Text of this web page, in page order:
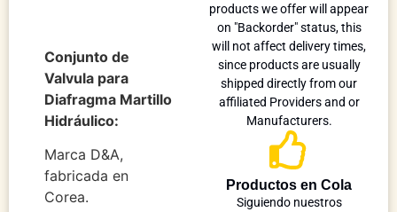
Conjunto de
Valvula para
Diafragma Martillo
Hidráulico:
Marca D&A,
fabricada en
Corea.
products we offer will appear
on "Backorder" status, this
will not affect delivery times,
since products are usually
shipped directly from our
affiliated Providers and or
Manufacturers.
Productos en Cola
Siguiendo nuestros